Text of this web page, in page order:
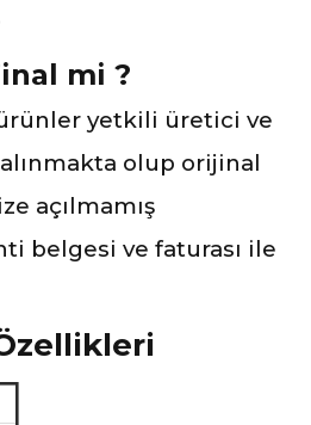
mi ?
yetkili üretici ve
olup orijinal
açılmamış
belgesi ve faturası ile